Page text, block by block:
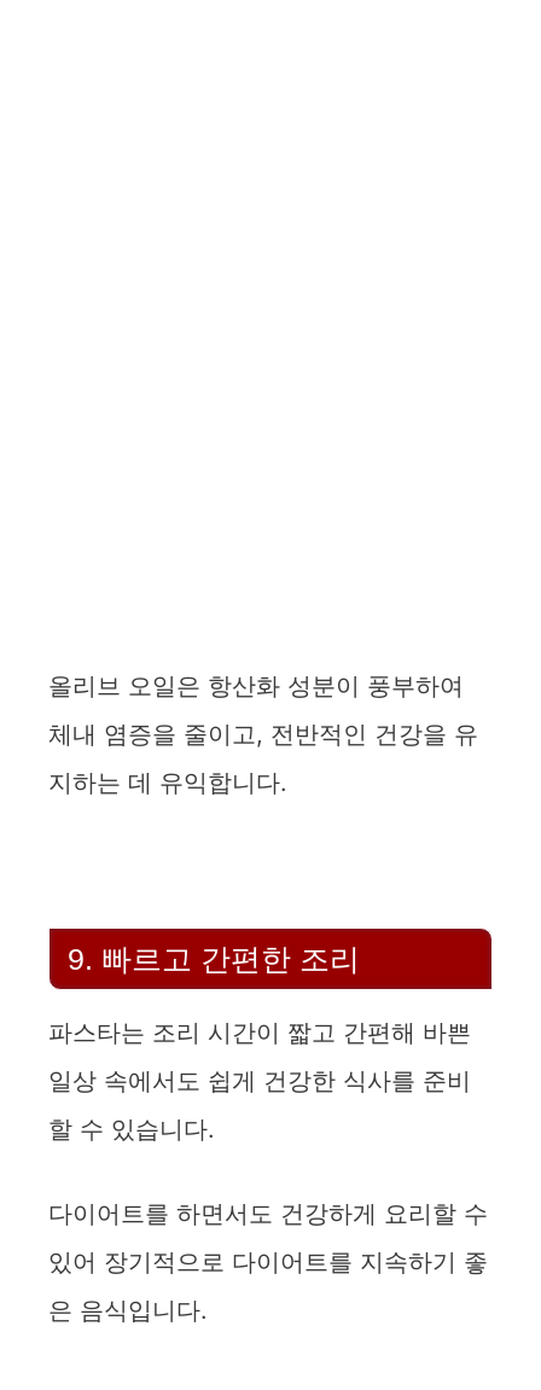
올리브 오일은 항산화 성분이 풍부하여
체내 염증을 줄이고, 전반적인 건강을 유
지하는 데 유익합니다.
9. 빠르고 간편한 조리
파스타는 조리 시간이 짧고 간편해 바쁜
일상 속에서도 쉽게 건강한 식사를 준비
할 수 있습니다.
다이어트를 하면서도 건강하게 요리할 수
있어 장기적으로 다이어트를 지속하기 좋
은 음식입니다.